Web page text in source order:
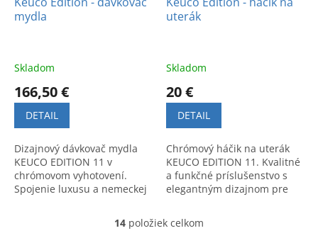
mydla
Skladom
166,50 €
DETAIL
Dizajnový dávkovač mydla
KEUCO EDITION 11 v
chrómovom vyhotovení.
Spojenie luxusu a nemeckej
precízne spracovanie.
uterák
Skladom
20 €
DETAIL
Chrómový háčik na uterák
KEUCO EDITION 11. Kvalitné
a funkčné príslušenstvo s
elegantným dizajnom pre
O
14 položiek celkom